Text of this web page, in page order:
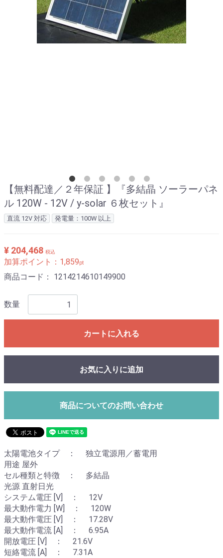
【無料配達／２年保証 】『多結晶 ソーラーパネ
ル 120W - 12V / y-solar ６枚セット』
直流 12V 対応 発電量：100W 以上
¥ 204,468 税込
加算ポイント： 1,859pt
商品コード： 1214214610149900
数量
カートに入れる
お気に入りに追加
商品についてのお問い合わせ
太陽電池タイプ ： 独立電源用／蓄電用
用途 屋外
セル種類と特徴 ： 多結晶
光源 直射日光
システム電圧 [V] ： 12V
最大動作電力 [W] ： 120W
最大動作電圧 [V] ： 17.28V
最大動作電流 [A] ： 6.95A
開放電圧 [V] ： 21.6V
短絡電流 [A] ： 7.31A